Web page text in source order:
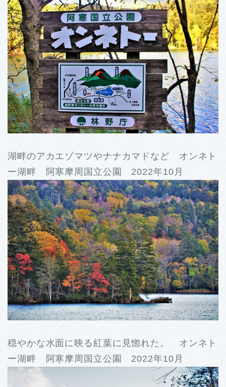
湖畔のアカエゾマツやナナカマドなど オンネト
ー湖畔 阿寒摩周国立公園 2022年10月
穏やかな水面に映る紅葉に見惚れた。 オンネト
ー湖畔 阿寒摩周国立公園 2022年10月